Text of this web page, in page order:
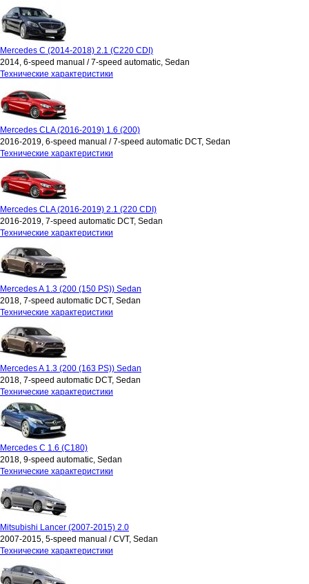
Mercedes C (2014-2018) 2.1 (C220 CDI)
2014, 6-speed manual / 7-speed automatic, Sedan
Технические характеристики
Mercedes CLA (2016-2019) 1.6 (200)
2016-2019, 6-speed manual / 7-speed automatic DCT, Sedan
Технические характеристики
Mercedes CLA (2016-2019) 2.1 (220 CDI)
2016-2019, 7-speed automatic DCT, Sedan
Технические характеристики
Mercedes A 1.3 (200 (150 PS)) Sedan
2018, 7-speed automatic DCT, Sedan
Технические характеристики
Mercedes A 1.3 (200 (163 PS)) Sedan
2018, 7-speed automatic DCT, Sedan
Технические характеристики
Mercedes C 1.6 (C180)
2018, 9-speed automatic, Sedan
Технические характеристики
Mitsubishi Lancer (2007-2015) 2.0
2007-2015, 5-speed manual / CVT, Sedan
Технические характеристики